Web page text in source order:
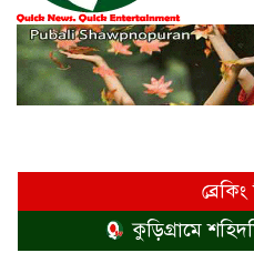
কুড়িগ্রামে